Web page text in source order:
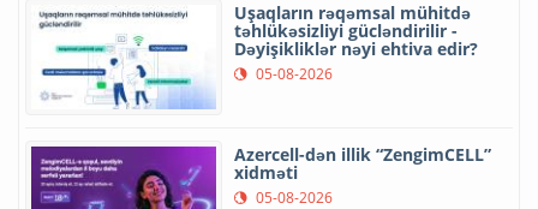
Uşaqların rəqəmsal mühitdə
təhlükəsizliyi gücləndirilir -
Dəyişikliklər nəyi ehtiva edir?
05-08-2026
Azercell-dən illik “ZengimCELL”
xidməti
05-08-2026